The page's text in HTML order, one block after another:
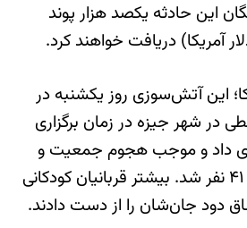
این حادثه یکصد هزار پوند
این آتش‌سوزی روز یکشنبه در
در شهر جیزه در زمان برگزاری
داد و موجب هجوم جمعیت و
کشته شدن دست‌کم ۴۱ نفر شد. بیشتر قربانیان کودکانی
دود جان‌شان را از دست دادند.